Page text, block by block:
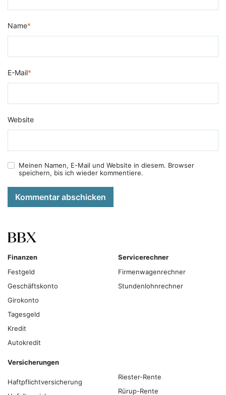
Name*
E-Mail*
Website
Meinen Namen, E-Mail und Website in diesem. Browser
speichern, bis ich wieder kommentiere.
Kommentar abschicken
Finanzen
Festgeld
Geschäftskonto
Girokonto
Tagesgeld
Kredit
Autokredit
Servicerechner
Firmenwagenrechner
Stundenlohnrechner
Versicherungen
Haftpflichtversicherung
Riester-Rente
Rürup-Rente